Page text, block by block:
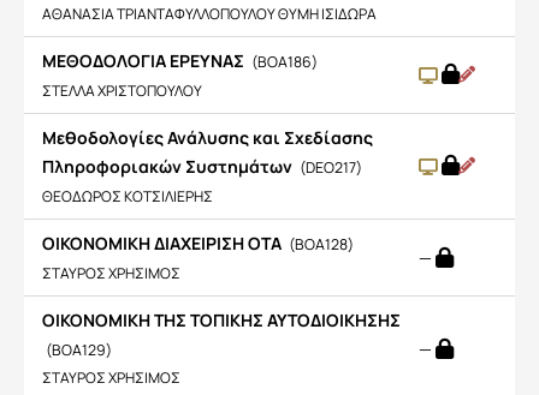
ΑΘΑΝΑΣΙΑ ΤΡΙΑΝΤΑΦΥΛΛΟΠΟΥΛΟΥ ΘΥΜΗ ΙΣΙΔΩΡΑ
ΜΕΘΟΔΟΛΟΓΙΑ ΕΡΕΥΝΑΣ (BOA186)
ΣΤΕΛΛΑ ΧΡΙΣΤΟΠΟΥΛΟΥ
Μεθοδολογίες Ανάλυσης και Σχεδίασης
Πληροφοριακών Συστημάτων (DEO217)
ΘΕΟΔΩΡΟΣ ΚΟΤΣΙΛΙΕΡΗΣ
ΟΙΚΟΝΟΜΙΚΗ ΔΙΑΧΕΙΡΙΣΗ ΟΤΑ (BOA128)
ΣΤΑΥΡΟΣ ΧΡΗΣΙΜΟΣ
—
ΟΙΚΟΝΟΜΙΚΗ ΤΗΣ ΤΟΠΙΚΗΣ ΑΥΤΟΔΙΟΙΚΗΣΗΣ
(BOA129)
ΣΤΑΥΡΟΣ ΧΡΗΣΙΜΟΣ
—